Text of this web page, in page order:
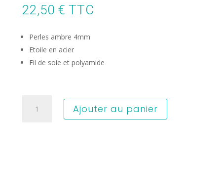
22,50 € TTC
Perles ambre 4mm
Etoile en acier
Fil de soie et polyamide
Ajouter au panier